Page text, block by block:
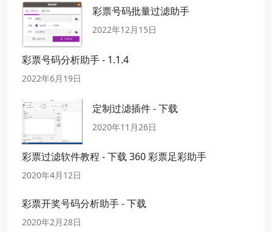
彩票号码批量过滤助手
2022年12月15日
彩票号码分析助手 - 1.1.4
2022年6月19日
定制过滤插件 - 下载
2020年11月26日
彩票过滤软件教程 - 下载 360 彩票足彩助手
2020年4月12日
彩票开奖号码分析助手 - 下载
2020年2月28日